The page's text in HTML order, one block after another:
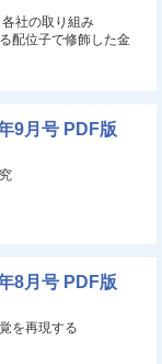
社の取り組み
配位子で修飾した金
9月号 PDF版
8月号 PDF版
を再現する